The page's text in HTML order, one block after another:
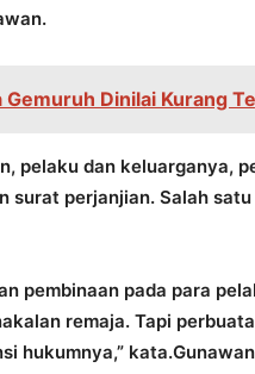
Gemuruh Dinilai Kurang
pelaku dan keluarganya,
surat perjanjian. Salah
pembinaan pada para
remaja. Tapi
hukumnya,”